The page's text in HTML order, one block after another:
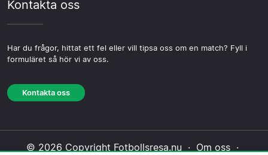
Kontakta oss
Har du frågor, hittat ett fel eller vill tipsa oss om en match? Fyll i
formuläret så hör vi av oss.
Kontakta oss
© 2026 Copyright Fotbollsresa.nu · Om oss ·